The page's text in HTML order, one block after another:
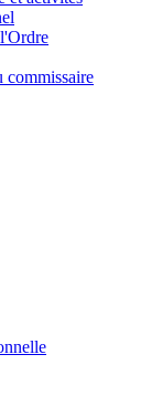
commissaire